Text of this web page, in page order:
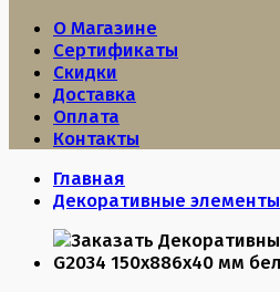
О Магазине
Сертификаты
Скидки
Доставка
Оплата
Контакты
Главная
Декоративные элементы